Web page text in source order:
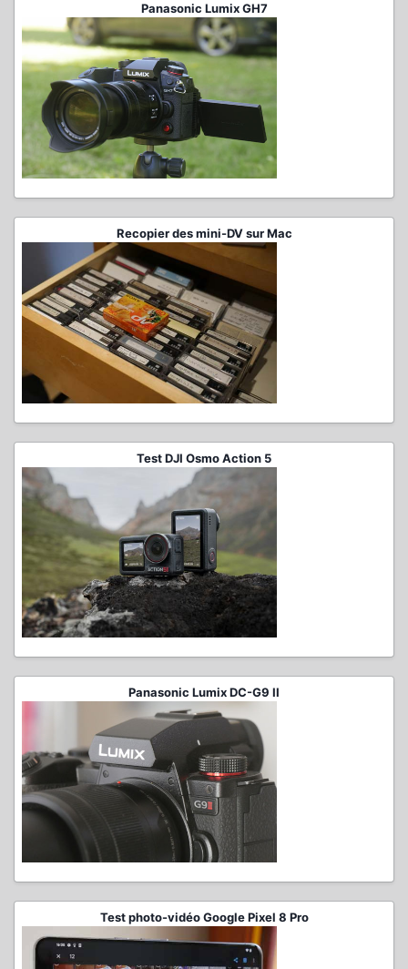
Panasonic Lumix GH7
Recopier des mini-DV sur Mac
Test DJI Osmo Action 5
Panasonic Lumix DC-G9 II
Test photo-vidéo Google Pixel 8 Pro